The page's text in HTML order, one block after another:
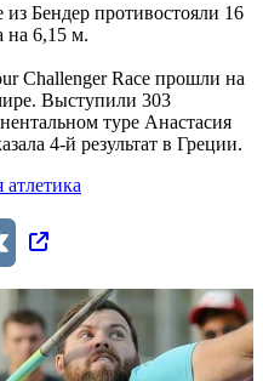
Бендер противостояли 16
на 6,15 м.
Challenger Race прошли на
Выступили 303
туре Анастасия
4-й результат в Греции.
атлетика
VK